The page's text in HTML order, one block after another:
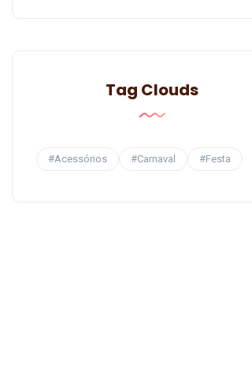
Tag Clouds
#Acessórios #Carnaval #Festa